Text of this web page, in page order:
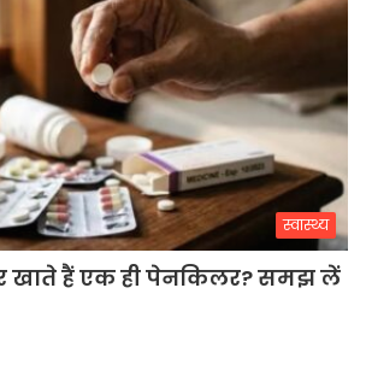
स्वास्थ्य
खाते हैं एक ही पेनकिलर? समझ लें